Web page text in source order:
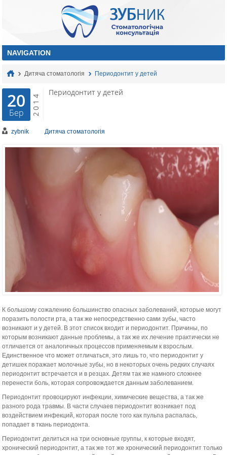
Дитяча стоматологія Периодонтит у детей
20
Бер 2014 Периодонтит у детей
zybnik Дитяча стоматологія
К большому сожалению большинство опасных заболеваний, которые могут
поразить полости рта, а так же непосредственно сами зубы, часто
возникают и у детей. В этот список входит и периодонтит. Причины, по
которым возникают данные проблемы, а так же их лечение практически не
отличается от аналогичных процессов применяемым к взрослым.
Единственное что может отличаться, это лишь то, что периодонтит у
детишек поражает молочные зубы, но в некоторых очень редких случаях
периодонтит встречается и в резцах. Детям так же намного сложнее
перенести боль, которая сопровождается данным заболеванием.
Периодонтит провоцируют инфекции, химические вещества, а так же
разного рода травмы. В части случаев периодонтит возникает под
воздействием инфекций, которая после того как пульпа распалась,
попадает в ткань периодонта.
Периодонтит делиться на три основные группы, к которые входят,
хронический периодонтит, а так же тот же хронический периодонтит только